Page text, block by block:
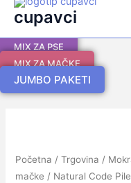
cupavci
MIX ZA PSE
MIX ZA MAČKE
JUMBO PAKETI
Početna /Trgovina /
mačke / Natural Code
Piletina
i